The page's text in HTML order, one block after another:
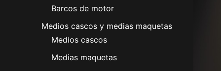
Barcos de motor
Medios cascos y medias maquetas
Medios cascos
Medias maquetas